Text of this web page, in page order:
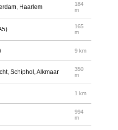
Haarlem
184
m
165
m
9 km
Schiphol, Alkmaar
350
m
1 km
994
m